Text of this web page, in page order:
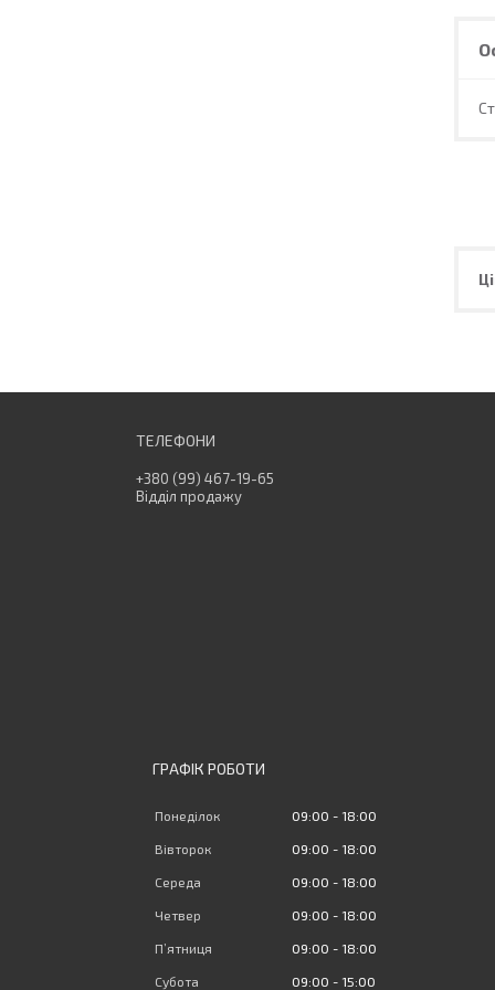
+380 (99) 467-19-65
Відділ продажу
ГРАФІК РОБОТИ
Понеділок 09:00 18:00
Вівторок 09:00 18:00
Середа 09:00 18:00
Четвер 09:00 18:00
Пʼятниця 09:00 18:00
Субота 09:00 15:00